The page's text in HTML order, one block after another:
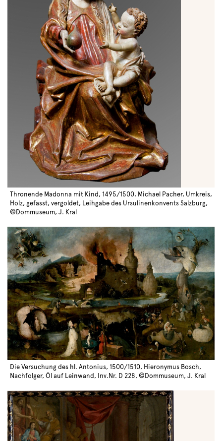
Thronende Madonna mit Kind, 1495/1500, Michael Pacher, Umkreis,
Holz, gefasst, vergoldet, Leihgabe des Ursulinenkonvents Salzburg,
©Dommuseum, J. Kral
Die Versuchung des hl. Antonius, 1500/1510, Hieronymus Bosch,
Nachfolger, Öl auf Leinwand, Inv.Nr. D 228, ©Dommuseum, J. Kral